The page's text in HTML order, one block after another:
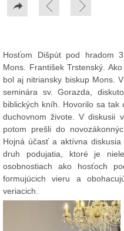
Hosťom Dišpút pod hradom
Mons. František Trstenský.
bol aj nitriansky biskup Mons.
seminára sv. Gorazda,
biblických kníh. Hovorilo sa
duchovnom živote. V diskusii
potom prešli do
Hojná účasť a aktívna
druh podujatia, ktoré je
osobnostiach ako hosťoch
formujúcich vieru a
veriacich.